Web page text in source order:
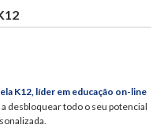
K12, líder em educação on-line
desbloquear todo o seu potencial